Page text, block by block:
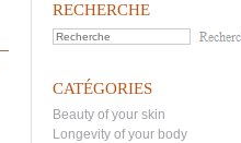
RECHERCHE
CATÉGORIES
Beauty of your skin
Longevity of your body